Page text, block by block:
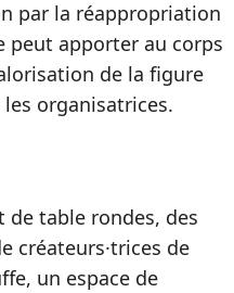
par la réappropriation
peut apporter au corps
de la figure
organisatrices.
de table rondes, des
créateurs·trices de
un espace de